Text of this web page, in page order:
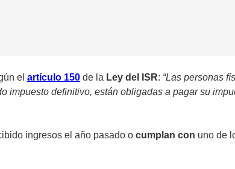
el artículo 150 de la Ley del ISR: “Las personas
impuesto definitivo, están obligadas a pagar su
ingresos el año pasado o cumplan con uno de